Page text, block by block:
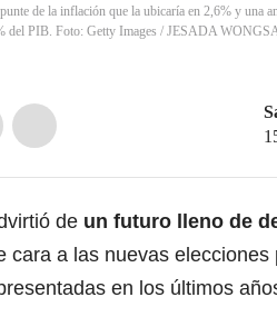
de la inflación que la ubicaría en 2,6% y una
del PIB. Foto: Getty Images / JESADA
de un futuro lleno de
cara a las nuevas
en los últimos